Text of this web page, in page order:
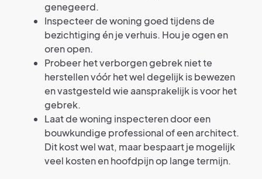
genegeerd.
Inspecteer de woning goed tijdens de
bezichtiging én je verhuis. Hou je ogen en
oren open.
Probeer het verborgen gebrek niet te
herstellen vóór het wel degelijk is bewezen
en vastgesteld wie aansprakelijk is voor het
gebrek.
Laat de woning inspecteren door een
bouwkundige professional of een architect.
Dit kost wel wat, maar bespaart je mogelijk
veel kosten en hoofdpijn op lange termijn.